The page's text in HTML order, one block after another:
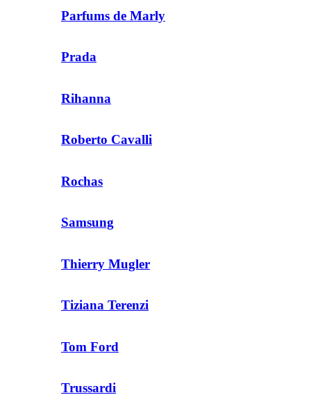
Parfums de Marly
Prada
Rihanna
Roberto Cavalli
Rochas
Samsung
Thierry Mugler
Tiziana Terenzi
Tom Ford
Trussardi